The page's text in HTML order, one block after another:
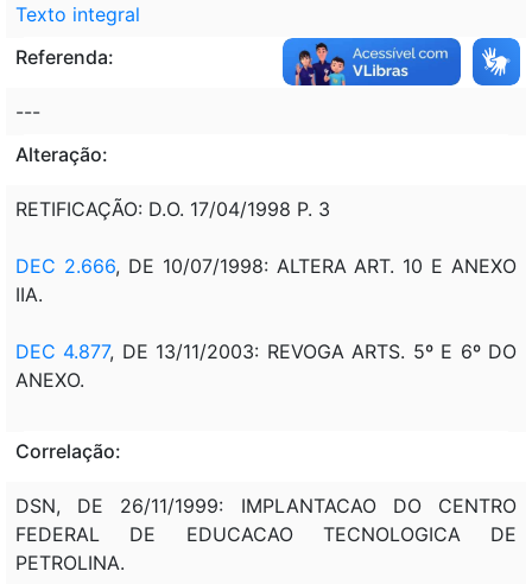
Texto integral
Referenda:
---
Alteração:
RETIFICAÇÃO: D.O. 17/04/1998 P. 3
DEC 2.666, DE 10/07/1998: ALTERA ART. 10 E ANEXO
IIA.
DEC 4.877, DE 13/11/2003: REVOGA ARTS. 5º E 6º DO
ANEXO.
Correlação:
DSN, DE 26/11/1999: IMPLANTACAO DO CENTRO
FEDERAL DE EDUCACAO TECNOLOGICA DE
PETROLINA.